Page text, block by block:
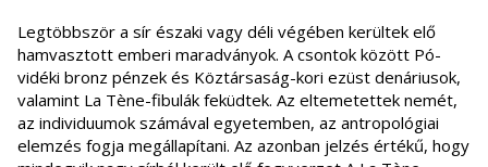
Legtöbbször a sír északi vagy déli végében kerültek elő
hamvasztott emberi maradványok. A csontok között Pó-
vidéki bronz pénzek és Köztársaság-kori ezüst denáriusok,
valamint La Tène-fibulák feküdtek. Az eltemetettek nemét,
az individuumok számával egyetemben, az antropológiai
elemzés fogja megállapítani. Az azonban jelzés értékű, hogy